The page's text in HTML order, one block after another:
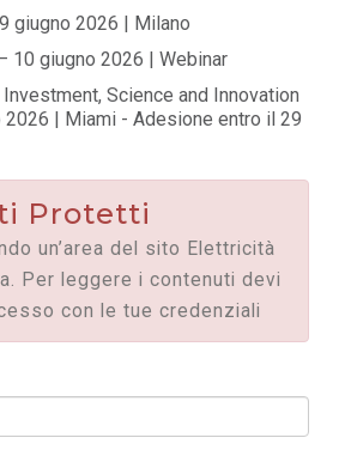
giugno 2026 | Milano
10 giugno 2026 | Webinar
Science and Innovation
2026 | Miami - Adesione entro il 29
Protetti
un’area del sito Elettricità
Per leggere i contenuti devi
con le tue credenziali